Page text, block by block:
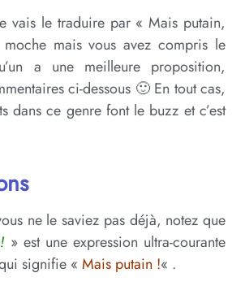
vais le traduire par « Mais putain,
moche mais vous avez compris le
a une meilleure proposition,
ci-dessous 🙂 En tout cas,
dans ce genre font le buzz et c’est
ne le saviez pas déjà, notez que
» est une expression ultra-courante
signifie « Mais putain !« .